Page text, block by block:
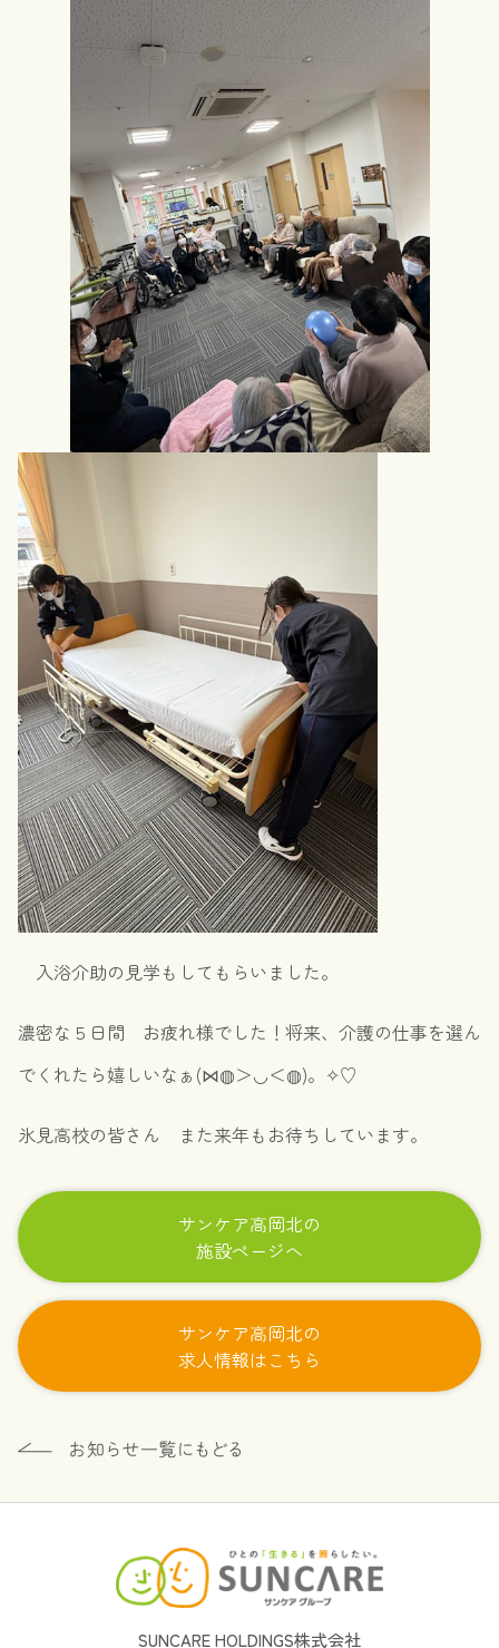
入浴介助の見学もしてもらいました。
濃密な５日間 お疲れ様でした！将来、介護の仕事を選ん
でくれたら嬉しいなぁ(⋈◍＞◡＜◍)。✧♡
氷見高校の皆さん また来年もお待ちしています。
サンケア高岡北の
施設ページへ
サンケア高岡北の
求人情報はこちら
SUNCARE HOLDINGS株式会社